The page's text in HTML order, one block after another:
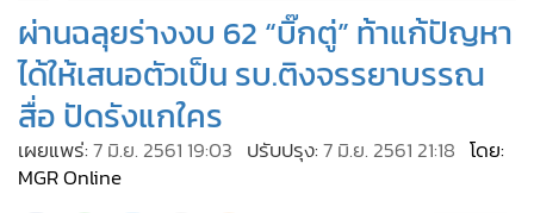
ผู้จัดการรายวัน
• คอลัมนิสต์
• ละคร
• CbizReview
• Cyber BIZ
ผ่านฉลุยร่างงบ 62 “บิ๊กตู่” ท้าแก้ปัญหา
ได้ให้เสนอตัวเป็น รบ.ติงจรรยาบรรณ
สื่อ ปัดรังแกใคร
เผยแพร่:7 มิ.ย. 2561 19:03 ปรับปรุง:7 มิ.ย. 2561 21:18 โดย:
MGR Online